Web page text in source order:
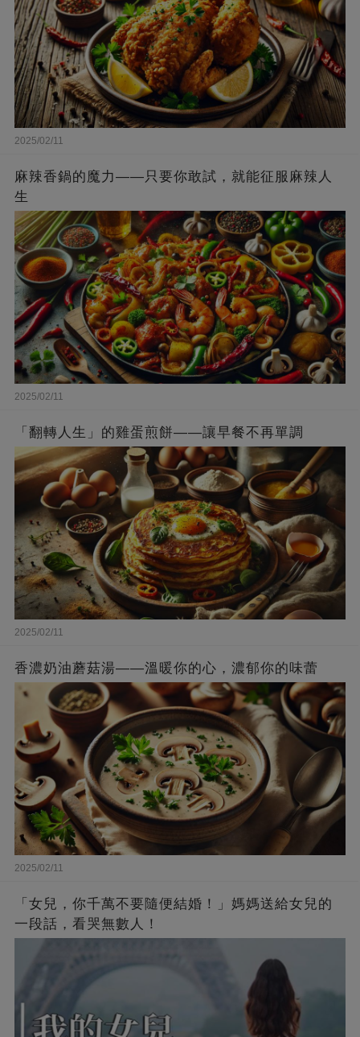
2025/02/11
麻辣香鍋的魔力——只要你敢試，就能征服麻辣人
生
2025/02/11
「翻轉人生」的雞蛋煎餅——讓早餐不再單調
2025/02/11
香濃奶油蘑菇湯——溫暖你的心，濃郁你的味蕾
2025/02/11
「女兒，你千萬不要隨便結婚！」媽媽送給女兒的
一段話，看哭無數人！